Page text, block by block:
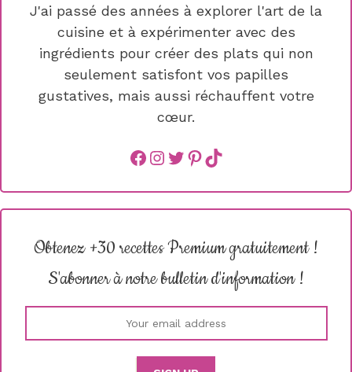
J'ai passé des années à explorer l'art de la
cuisine et à expérimenter avec des
ingrédients pour créer des plats qui non
seulement satisfont vos papilles
gustatives, mais aussi réchauffent votre
cœur.
Facebook
instagram
Twitter
Pinterest
TikTok
Obtenez +30 recettes Premium gratuitement !
S'abonner à notre bulletin d'information !